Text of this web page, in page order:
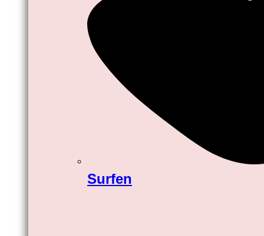
Surfen